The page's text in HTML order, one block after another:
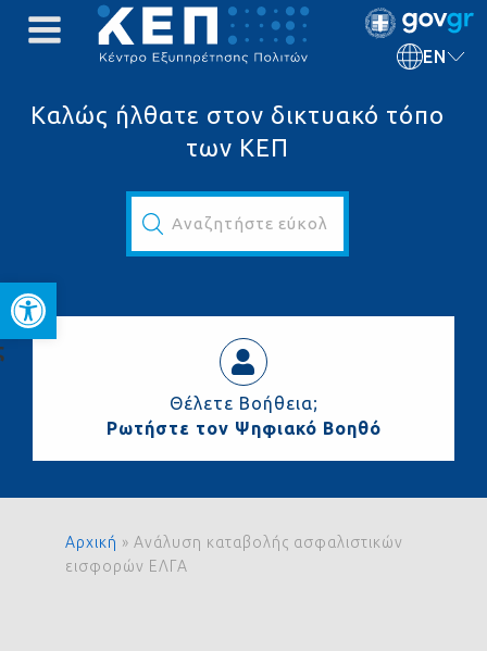
Open toolbar
EN
Καλώς ήλθατε στον δικτυακό τόπο
των ΚΕΠ
Αναζητήστε εύκολα και γρήγορα...
Θέλετε Βοήθεια;
Ρωτήστε τον Ψηφιακό Βοηθό
Αρχική » Ανάλυση καταβολής ασφαλιστικών
εισφορών ΕΛΓΑ